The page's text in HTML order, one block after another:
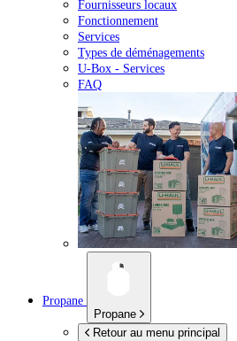
Fournisseurs locaux
Fonctionnement
Services
Types de déménagements
U-Box - Services
FAQ
Propane
Propane
Retour au menu principal